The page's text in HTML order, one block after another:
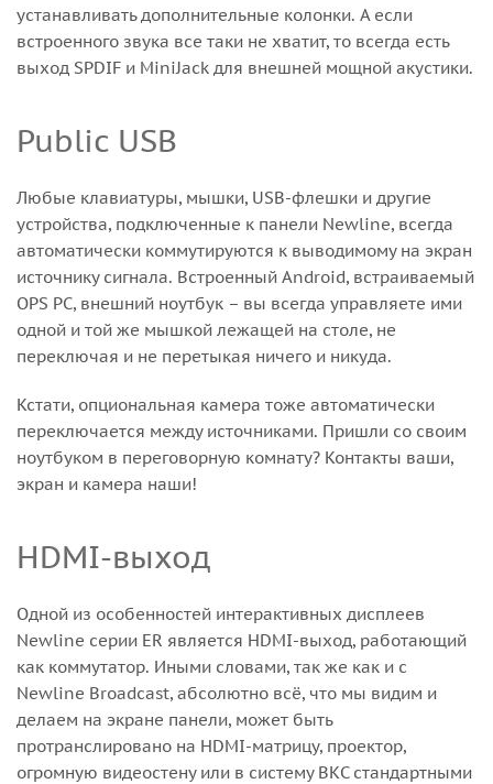
устанавливать дополнительные колонки. А если
встроенного звука все таки не хватит, то всегда есть
выход SPDIF и MiniJack для внешней мощной акустики.
Public USB
Любые клавиатуры, мышки, USB-флешки и другие
устройства, подключенные к панели Newline, всегда
автоматически коммутируются к выводимому на экран
источнику сигнала. Встроенный Android, встраиваемый
OPS PC, внешний ноутбук – вы всегда управляете ими
одной и той же мышкой лежащей на столе, не
переключая и не перетыкая ничего и никуда.
Кстати, опциональная камера тоже автоматически
переключается между источниками. Пришли со своим
ноутбуком в переговорную комнату? Контакты ваши,
экран и камера наши!
HDMI-выход
Одной из особенностей интерактивных дисплеев
Newline серии ER является HDMI-выход, работающий
как коммутатор. Иными словами, так же как и с
Newline Broadcast, абсолютно всё, что мы видим и
делаем на экране панели, может быть
протранслировано на HDMI-матрицу, проектор,
огромную видеостену или в систему ВКС стандартными